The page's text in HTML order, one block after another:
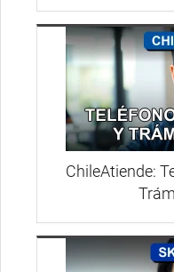
ChileAtiende: